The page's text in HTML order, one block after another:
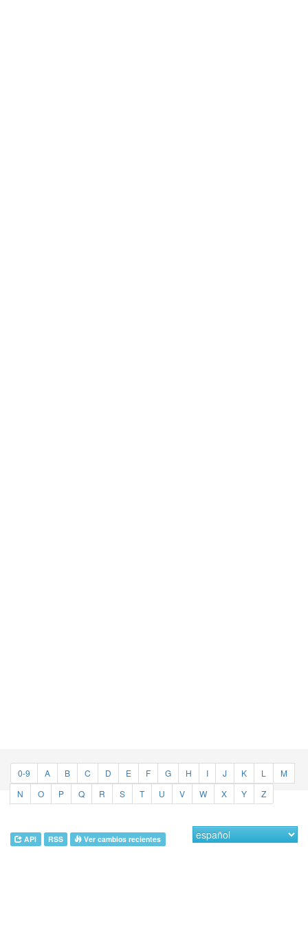
0-9 A B C D E F G H I J K L
M
N
O P Q R S T U V W X Y Z
API RSS Ver cambios recientes